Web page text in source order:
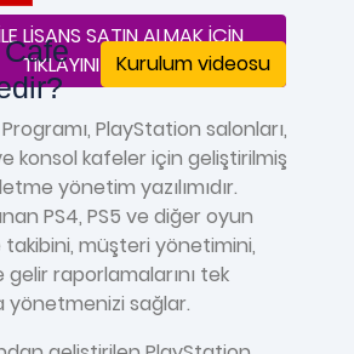
LİSANS SATIN ALMAK İÇİN
TIKLAYINIZ
Kurulum videosu
PlayStation salonları,
konsol kafeler için geliştirilmiş
yönetim yazılımıdır.
PS4, PS5 ve diğer oyun
takibini, müşteri yönetimini,
raporlamalarını tek
yönetmenizi sağlar.